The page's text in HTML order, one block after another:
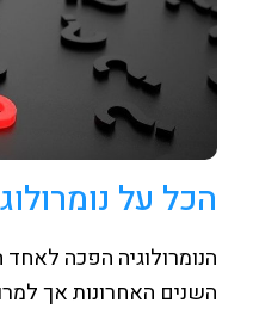
הכל על
הנומרולוגיה הפכה
השנים האחרונות אך